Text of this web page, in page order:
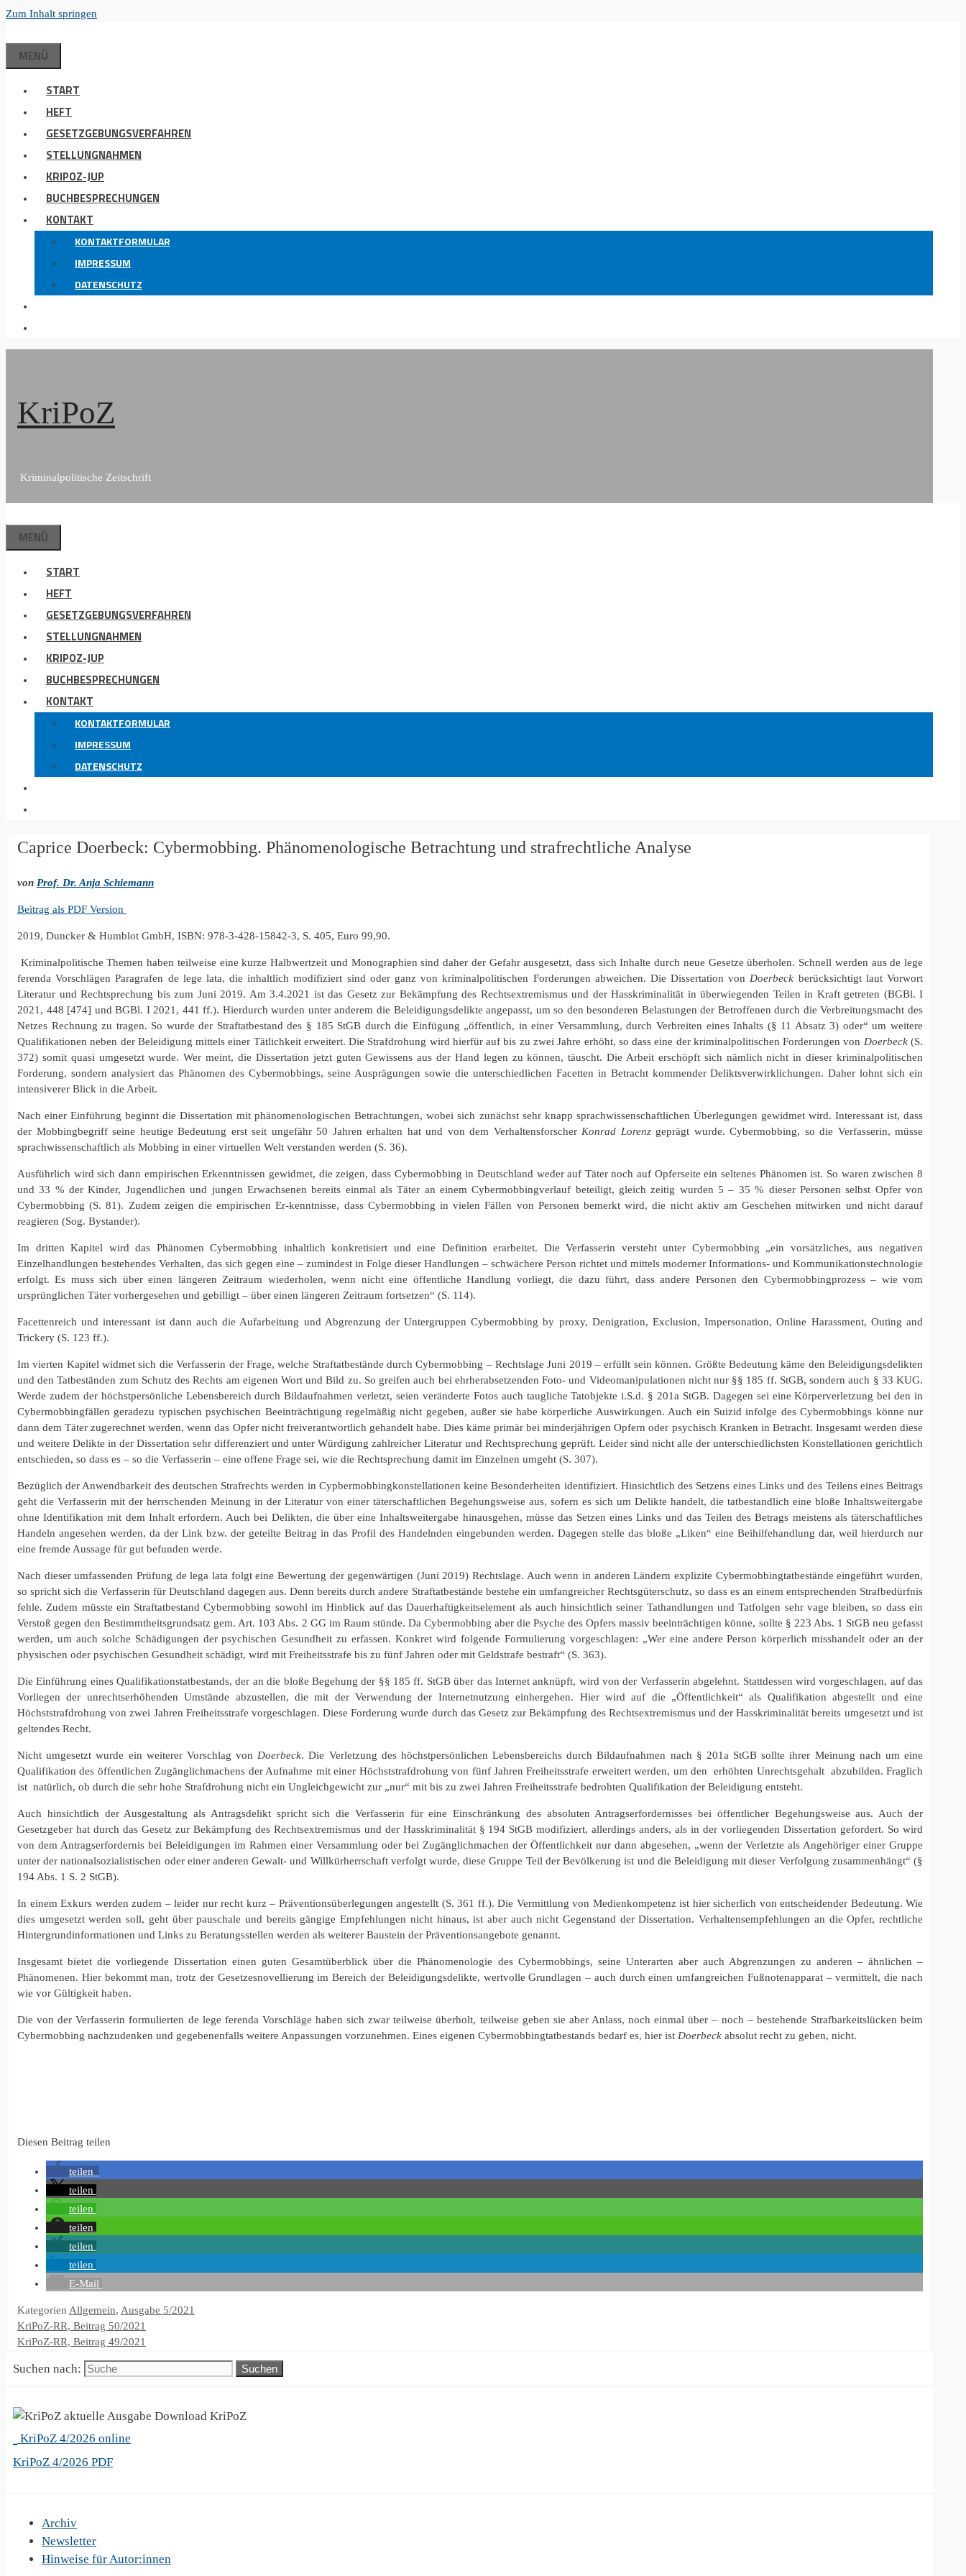
Zum Inhalt springen
MENÜ
START
HEFT
GESETZGEBUNGSVERFAHREN
STELLUNGNAHMEN
KRIPOZ-JUP
BUCHBESPRECHUNGEN
KONTAKT
KONTAKTFORMULAR
IMPRESSUM
DATENSCHUTZ
KriPoZ
Kriminalpolitische Zeitschrift
MENÜ
START
HEFT
GESETZGEBUNGSVERFAHREN
STELLUNGNAHMEN
KRIPOZ-JUP
BUCHBESPRECHUNGEN
KONTAKT
KONTAKTFORMULAR
IMPRESSUM
DATENSCHUTZ
Caprice Doerbeck: Cybermobbing. Phänomenologische Betrachtung und strafrechtliche Analyse
von Prof. Dr. Anja Schiemann
Beitrag als PDF Version
2019, Duncker & Humblot GmbH, ISBN: 978-3-428-15842-3, S. 405, Euro 99,90.
Kriminalpolitische Themen haben teilweise eine kurze Halbwertzeit und Monographien sind daher der Gefahr ausgesetzt, dass sich Inhalte durch neue Gesetze überholen. Schnell werden aus de lege
ferenda Vorschlägen Paragrafen de lege lata, die inhaltlich modifiziert sind oder ganz von kriminalpolitischen Forderungen abweichen. Die Dissertation von Doerbeck berücksichtigt laut Vorwort
Literatur und Rechtsprechung bis zum Juni 2019. Am 3.4.2021 ist das Gesetz zur Bekämpfung des Rechtsextremismus und der Hasskriminalität in überwiegenden Teilen in Kraft getreten (BGBl. I
2021, 448 [474] und BGBl. I 2021, 441 ff.). Hierdurch wurden unter anderem die Beleidigungsdelikte angepasst, um so den besonderen Belastungen der Betroffenen durch die Verbreitungsmacht des
Netzes Rechnung zu tragen. So wurde der Straftatbestand des § 185 StGB durch die Einfügung „öffentlich, in einer Versammlung, durch Verbreiten eines Inhalts (§ 11 Absatz 3) oder“ um weitere
Qualifikationen neben der Beleidigung mittels einer Tätlichkeit erweitert. Die Strafdrohung wird hierfür auf bis zu zwei Jahre erhöht, so dass eine der kriminalpolitischen Forderungen von Doerbeck(S.
372) somit quasi umgesetzt wurde. Wer meint, die Dissertation jetzt guten Gewissens aus der Hand legen zu können, täuscht. Die Arbeit erschöpft sich nämlich nicht in dieser kriminalpolitischen
Forderung, sondern analysiert das Phänomen des Cybermobbings, seine Ausprägungen sowie die unterschiedlichen Facetten in Betracht kommender Deliktsverwirklichungen. Daher lohnt sich ein
intensiverer Blick in die Arbeit.
Nach einer Einführung beginnt die Dissertation mit phänomenologischen Betrachtungen, wobei sich zunächst sehr knapp sprachwissenschaftlichen Überlegungen gewidmet wird. Interessant ist, dass
der Mobbingbegriff seine heutige Bedeutung erst seit ungefähr 50 Jahren erhalten hat und von dem Verhaltensforscher Konrad Lorenzgeprägt wurde. Cybermobbing, so die Verfasserin, müsse
sprachwissenschaftlich als Mobbing in einer virtuellen Welt verstanden werden (S. 36).
Ausführlich wird sich dann empirischen Erkenntnissen gewidmet, die zeigen, dass Cybermobbing in Deutschland weder auf Täter noch auf Opferseite ein seltenes Phänomen ist. So waren zwischen 8
und 33 % der Kinder, Jugendlichen und jungen Erwachsenen bereits einmal als Täter an einem Cybermobbingverlauf beteiligt, gleich zeitig wurden 5 – 35 % dieser Personen selbst Opfer von
Cybermobbing (S. 81). Zudem zeigen die empirischen Er-kenntnisse, dass Cybermobbing in vielen Fällen von Personen bemerkt wird, die nicht aktiv am Geschehen mitwirken und nicht darauf
reagieren (Sog. Bystander).
Im dritten Kapitel wird das Phänomen Cybermobbing inhaltlich konkretisiert und eine Definition erarbeitet. Die Verfasserin versteht unter Cybermobbing „ein vorsätzliches, aus negativen
Einzelhandlungen bestehendes Verhalten, das sich gegen eine – zumindest in Folge dieser Handlungen – schwächere Person richtet und mittels moderner Informations- und Kommunikationstechnologie
erfolgt. Es muss sich über einen längeren Zeitraum wiederholen, wenn nicht eine öffentliche Handlung vorliegt, die dazu führt, dass andere Personen den Cybermobbingprozess – wie vom
ursprünglichen Täter vorhergesehen und gebilligt – über einen längeren Zeitraum fortsetzen“ (S. 114).
Facettenreich und interessant ist dann auch die Aufarbeitung und Abgrenzung der Untergruppen Cybermobbing by proxy, Denigration, Exclusion, Impersonation, Online Harassment, Outing and
Trickery (S. 123 ff.).
Im vierten Kapitel widmet sich die Verfasserin der Frage, welche Straftatbestände durch Cybermobbing – Rechtslage Juni 2019 – erfüllt sein können. Größte Bedeutung käme den Beleidigungsdelikten
und den Tatbeständen zum Schutz des Rechts am eigenen Wort und Bild zu. So greifen auch bei ehrherabsetzenden Foto- und Videomanipulationen nicht nur §§ 185 ff. StGB, sondern auch § 33 KUG.
Werde zudem der höchstpersönliche Lebensbereich durch Bildaufnahmen verletzt, seien veränderte Fotos auch taugliche Tatobjekte i.S.d. § 201a StGB. Dagegen sei eine Körperverletzung bei den in
Cybermobbingfällen geradezu typischen psychischen Beeinträchtigung regelmäßig nicht gegeben, außer sie habe körperliche Auswirkungen. Auch ein Suizid infolge des Cybermobbings könne nur
dann dem Täter zugerechnet werden, wenn das Opfer nicht freiverantwortlich gehandelt habe. Dies käme primär bei minderjährigen Opfern oder psychisch Kranken in Betracht. Insgesamt werden diese
und weitere Delikte in der Dissertation sehr differenziert und unter Würdigung zahlreicher Literatur und Rechtsprechung geprüft. Leider sind nicht alle der unterschiedlichsten Konstellationen gerichtlich
entschieden, so dass es – so die Verfasserin – eine offene Frage sei, wie die Rechtsprechung damit im Einzelnen umgeht (S. 307).
Bezüglich der Anwendbarkeit des deutschen Strafrechts werden in Cypbermobbingkonstellationen keine Besonderheiten identifiziert. Hinsichtlich des Setzens eines Links und des Teilens eines Beitrags
geht die Verfasserin mit der herrschenden Meinung in der Literatur von einer täterschaftlichen Begehungsweise aus, sofern es sich um Delikte handelt, die tatbestandlich eine bloße Inhaltsweitergabe
ohne Identifikation mit dem Inhalt erfordern. Auch bei Delikten, die über eine Inhaltsweitergabe hinausgehen, müsse das Setzen eines Links und das Teilen des Betrags meistens als täterschaftliches
Handeln angesehen werden, da der Link bzw. der geteilte Beitrag in das Profil des Handelnden eingebunden werden. Dagegen stelle das bloße „Liken“ eine Beihilfehandlung dar, weil hierdurch nur
eine fremde Aussage für gut befunden werde.
Nach dieser umfassenden Prüfung de lega lata folgt eine Bewertung der gegenwärtigen (Juni 2019) Rechtslage. Auch wenn in anderen Ländern explizite Cybermobbingtatbestände eingeführt wurden,
so spricht sich die Verfasserin für Deutschland dagegen aus. Denn bereits durch andere Straftatbestände bestehe ein umfangreicher Rechtsgüterschutz, so dass es an einem entsprechenden Strafbedürfnis
fehle. Zudem müsste ein Straftatbestand Cybermobbing sowohl im Hinblick auf das Dauerhaftigkeitselement als auch hinsichtlich seiner Tathandlungen und Tatfolgen sehr vage bleiben, so dass ein
Verstoß gegen den Bestimmtheitsgrundsatz gem. Art. 103 Abs. 2 GG im Raum stünde. Da Cybermobbing aber die Psyche des Opfers massiv beeinträchtigen könne, sollte § 223 Abs. 1 StGB neu gefasst
werden, um auch solche Schädigungen der psychischen Gesundheit zu erfassen. Konkret wird folgende Formulierung vorgeschlagen: „Wer eine andere Person körperlich misshandelt oder an der
physischen oder psychischen Gesundheit schädigt, wird mit Freiheitsstrafe bis zu fünf Jahren oder mit Geldstrafe bestraft“ (S. 363).
Die Einführung eines Qualifikationstatbestands, der an die bloße Begehung der §§ 185 ff. StGB über das Internet anknüpft, wird von der Verfasserin abgelehnt. Stattdessen wird vorgeschlagen, auf das
Vorliegen der unrechtserhöhenden Umstände abzustellen, die mit der Verwendung der Internetnutzung einhergehen. Hier wird auf die „Öffentlichkeit“ als Qualifikation abgestellt und eine
Höchststrafdrohung von zwei Jahren Freiheitsstrafe vorgeschlagen. Diese Forderung wurde durch das Gesetz zur Bekämpfung des Rechtsextremismus und der Hasskriminalität bereits umgesetzt und ist
geltendes Recht.
Nicht umgesetzt wurde ein weiterer Vorschlag von Doerbeck. Die Verletzung des höchstpersönlichen Lebensbereichs durch Bildaufnahmen nach § 201a StGB sollte ihrer Meinung nach um eine
Qualifikation des öffentlichen Zugänglichmachens der Aufnahme mit einer Höchststrafdrohung von fünf Jahren Freiheitsstrafe erweitert werden, um den erhöhten Unrechtsgehalt abzubilden. Fraglich
ist natürlich, ob durch die sehr hohe Strafdrohung nicht ein Ungleichgewicht zur „nur“ mit bis zu zwei Jahren Freiheitsstrafe bedrohten Qualifikation der Beleidigung entsteht.
Auch hinsichtlich der Ausgestaltung als Antragsdelikt spricht sich die Verfasserin für eine Einschränkung des absoluten Antragserfordernisses bei öffentlicher Begehungsweise aus. Auch der
Gesetzgeber hat durch das Gesetz zur Bekämpfung des Rechtsextremismus und der Hasskriminalität § 194 StGB modifiziert, allerdings anders, als in der vorliegenden Dissertation gefordert. So wird
von dem Antragserfordernis bei Beleidigungen im Rahmen einer Versammlung oder bei Zugänglichmachen der Öffentlichkeit nur dann abgesehen, „wenn der Verletzte als Angehöriger einer Gruppe
unter der nationalsozialistischen oder einer anderen Gewalt- und Willkürherrschaft verfolgt wurde, diese Gruppe Teil der Bevölkerung ist und die Beleidigung mit dieser Verfolgung zusammenhängt“ (§
194 Abs. 1 S. 2 StGB).
In einem Exkurs werden zudem – leider nur recht kurz – Präventionsüberlegungen angestellt (S. 361 ff.). Die Vermittlung von Medienkompetenz ist hier sicherlich von entscheidender Bedeutung. Wie
dies umgesetzt werden soll, geht über pauschale und bereits gängige Empfehlungen nicht hinaus, ist aber auch nicht Gegenstand der Dissertation. Verhaltensempfehlungen an die Opfer, rechtliche
Hintergrundinformationen und Links zu Beratungsstellen werden als weiterer Baustein der Präventionsangebote genannt.
Insgesamt bietet die vorliegende Dissertation einen guten Gesamtüberblick über die Phänomenologie des Cybermobbings, seine Unterarten aber auch Abgrenzungen zu anderen – ähnlichen –
Phänomenen. Hier bekommt man, trotz der Gesetzesnovellierung im Bereich der Beleidigungsdelikte, wertvolle Grundlagen – auch durch einen umfangreichen Fußnotenapparat – vermittelt, die nach
wie vor Gültigkeit haben.
Die von der Verfasserin formulierten de lege ferenda Vorschläge haben sich zwar teilweise überholt, teilweise geben sie aber Anlass, noch einmal über – noch – bestehende Strafbarkeitslücken beim
Cybermobbing nachzudenken und gegebenenfalls weitere Anpassungen vorzunehmen. Eines eigenen Cybermobbingtatbestands bedarf es, hier ist Doerbeck absolut recht zu geben, nicht.
Diesen Beitrag teilen
teilen
teilen
teilen
teilen
teilen
teilen
E-Mail
Kategorien Allgemein, Ausgabe 5/2021
KriPoZ-RR, Beitrag 50/2021
KriPoZ-RR, Beitrag 49/2021
Suchen nach:
KriPoZ
KriPoZ 4/2026 online
KriPoZ 4/2026 PDF
Archiv
Newsletter
Hinweise für Autor:innen